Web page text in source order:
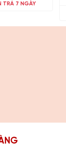
TRẢ 7 NGÀY